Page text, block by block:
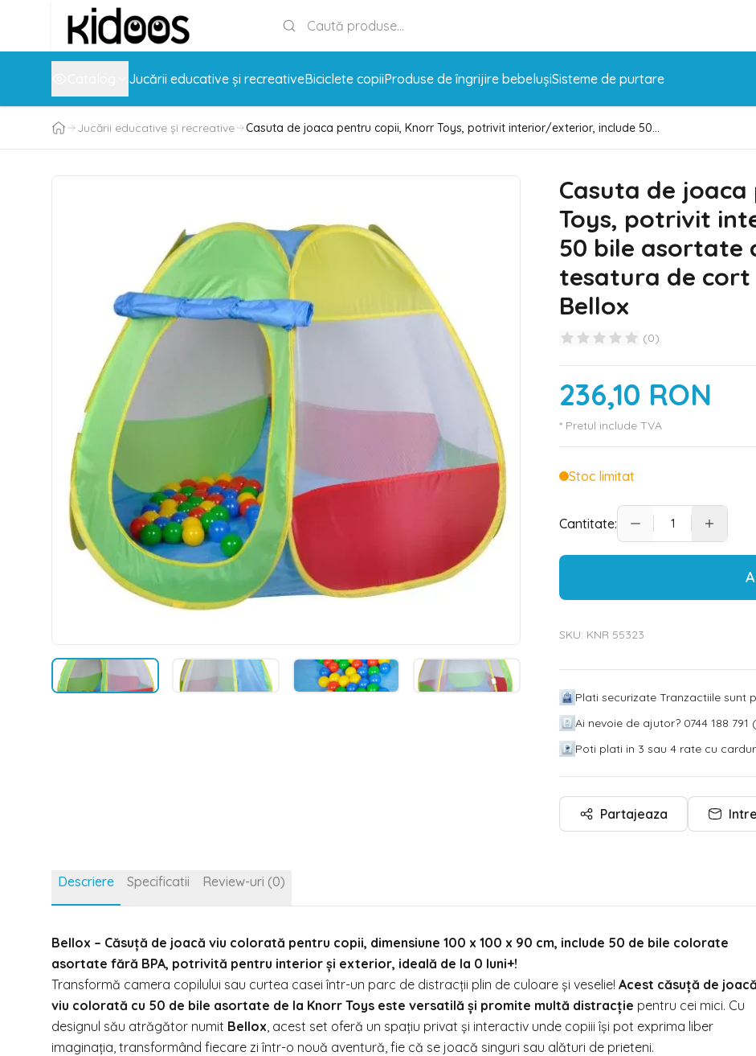
Jucării educative și recreativeBiciclete copiiProduse de îngrijire bebelușiSisteme de purtare
Jucării educative și recreative Casuta de joaca pentru copii, Knorr Toys, potrivit interior/exterior, include 50...
Casuta de
Toys, potrivit
50 bile asortate
tesatura de cort
Bellox
(0)
236,10 RON
* Pretul include TVA
Stoc limitat
Cantitate:
SKU: KNR 55323
Plati securizate Tranzactiile sunt
Ai nevoie de ajutor? 0744 188 791
Poti plati in 3 sau 4 rate cu
Partajeaza
Descriere Specificatii Review-uri (0)
Bellox – Căsuță de joacă viu colorată pentru copii, dimensiune 100 x 100 x 90 cm, include 50 de bile colorate
asortate fără BPA, potrivită pentru interior și exterior, ideală de la 0 luni+!
Transformă camera copilului sau curtea casei într-un parc de distracții plin de culoare și veselie! Acest căsuță de joacă
viu colorată cu 50 de bile asortate de la Knorr Toys este versatilă și promite multă distracție pentru cei mici. Cu
designul său atrăgător numit Bellox, acest set oferă un spațiu privat și interactiv unde copiii își pot exprima liber
imaginația, transformând fiecare zi într-o nouă aventură, fie că se joacă singuri sau alături de prieteni.